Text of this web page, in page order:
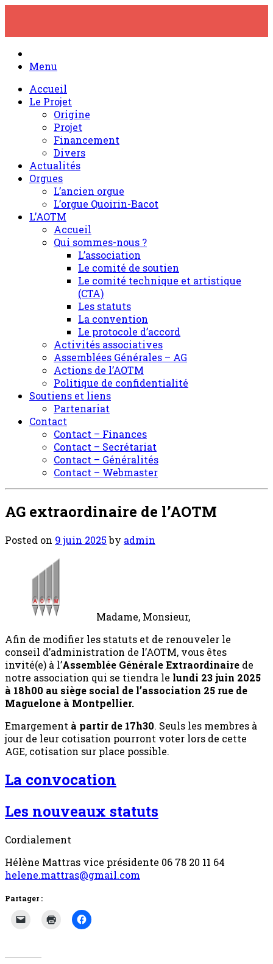
content
Menu
Accueil
Le Projet
Origine
Projet
Financement
Divers
Actualités
Orgues
L’ancien orgue
L’orgue Quoirin-Bacot
L’AOTM
Accueil
Qui sommes-nous ?
L’association
Le comité de soutien
Le comité technique et artistique
(CTA)
Les statuts
La convention
Le protocole d’accord
Activités associatives
Assemblées Générales – AG
Actions de l’AOTM
Politique de confidentialité
Soutiens et liens
Partenariat
Contact
Contact – Finances
Contact – Secrétariat
Contact – Généralités
Contact – Webmaster
AG extraordinaire de l’AOTM
Posted on 9 juin 2025by admin
Madame, Monsieur,
Afin de modifier les statuts et de renouveler le
conseil d’administration de l’AOTM, vous êtes
invité(e) à l’Assemblée Générale Extraordinaire de
notre association qui se tiendra le lundi 23 juin 2025
à 18h00 au siège social de l’association 25 rue de
Maguelone à Montpellier.
Emargement à partir de 17h30. Seuls les membres à
jour de leur cotisation pourront voter lors de cette
AGE, cotisation sur place possible.
La convocation
Les nouveaux statuts
Cordialement
Hélène Mattras vice présidente 06 78 20 11 64
helene.mattras@gmail.com
Partager :